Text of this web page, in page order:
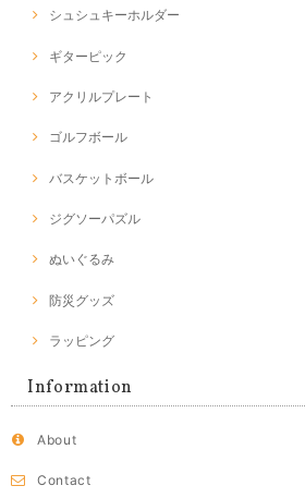
シュシュキーホルダー
ギターピック
アクリルプレート
ゴルフボール
バスケットボール
ジグソーパズル
ぬいぐるみ
防災グッズ
ラッピング
Information
About
Contact